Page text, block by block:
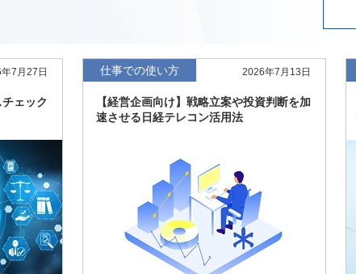
」の最新版、10～3月実
7月27日
ェック
仕事での使い方 2026年7月13日
【経営企画向け】戦略立案や投資判断を加
速させる日経テレコン活用法